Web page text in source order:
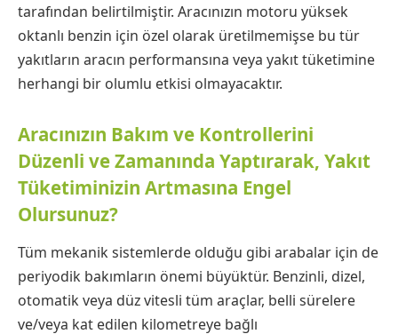
tarafından belirtilmiştir. Aracınızın motoru yüksek
oktanlı benzin için özel olarak üretilmemişse bu tür
yakıtların aracın performansına veya yakıt tüketimine
herhangi bir olumlu etkisi olmayacaktır.
Aracınızın Bakım ve Kontrollerini
Düzenli ve Zamanında Yaptırarak, Yakıt
Tüketiminizin Artmasına Engel
Olursunuz?
Tüm mekanik sistemlerde olduğu gibi arabalar için de
periyodik bakımların önemi büyüktür. Benzinli, dizel,
otomatik veya düz vitesli tüm araçlar, belli sürelere
ve/veya kat edilen kilometreye bağlı